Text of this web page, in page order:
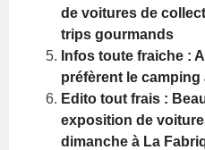
de voitures de
trips gourmands
Infos toute fraiche :
préfèrent le camping
Edito tout frais :
exposition de
dimanche à La